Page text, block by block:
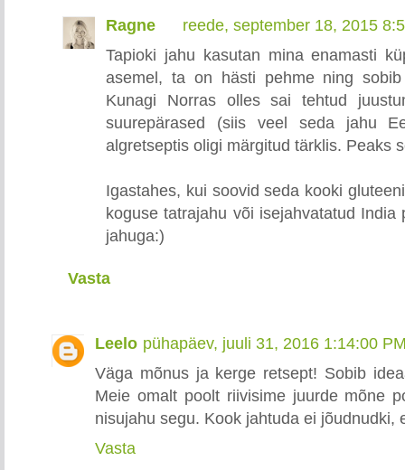
Ragne
reede, september 18, 2015
Tapioki jahu kasutan mina enamasti
asemel, ta on hästi pehme ning
Kunagi Norras olles sai tehtud
suurepärased (siis veel seda jahu
algretseptis oligi märgitud tärklis. Peaks
Igastahes, kui soovid seda kooki
koguse tatrajahu või isejahvatatud
jahuga:)
Vasta
Leelo pühapäev, juuli 31, 2016 1:14:00
Väga mõnus ja kerge retsept! Sobib
Meie omalt poolt riivisime juurde mõne
nisujahu segu. Kook jahtuda ei jõudnudki,
Vasta